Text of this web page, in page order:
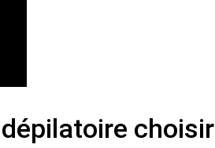
choisir